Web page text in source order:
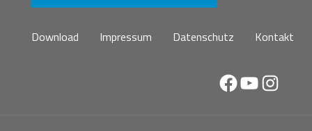
Download Impressum Datenschutz Kontakt
Facebook
YouTube